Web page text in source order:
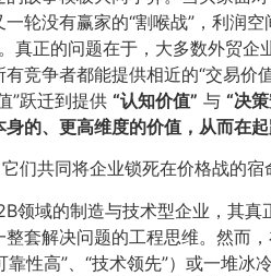
轮没有赢家的“割喉战”，利润
真正的问题在于，大多数外贸
竞争者都能提供相近的“交易
”跃迁到提供 ​“认知价值”​ 与 ​“决
的、更高维度的价值，从而在
们共同将企业锁死在价格战的宿
领域的制造与技术型企业，其
套解决问题的工程思维。然而
性高”、“技术领先”）或一堆